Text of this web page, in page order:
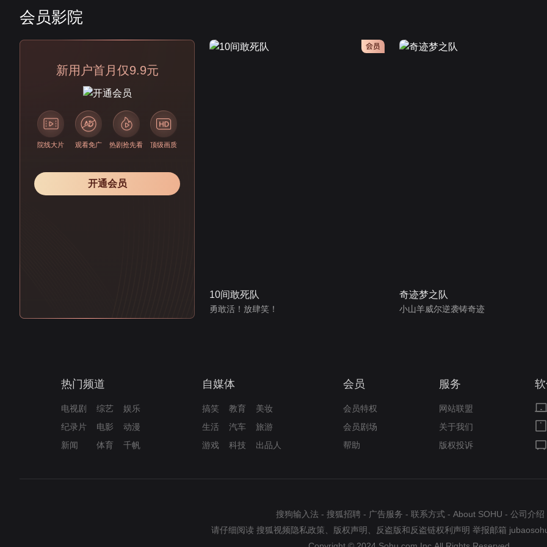
会员影院
新用户首月仅9.9元
院线大片 观看免广 热剧抢先看 顶级画质
开通会员
会员
10间敢死队
勇敢活！放肆笑！
奇迹梦之队
小山羊威尔逆袭铸奇迹
热门频道
电视剧 综艺
娱乐
纪录片
电影
动漫
新闻
体育 千帆
自媒体
搞笑 教育
美妆
生活
汽车
旅游
游戏
科技 出品人
会员
会员特权
会员剧场
帮助
服务
网站联盟
关于我们
版权投诉
搜狗输入法 - 搜狐招聘 - 广告服务 - 联系方式 - About SOHU - 公司介绍
请仔细阅读 搜狐视频隐私政策 版权声明 反盗版和反盗链权利声明 举报邮箱